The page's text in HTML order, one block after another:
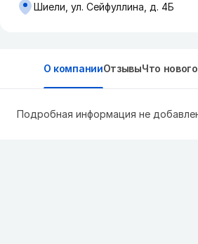
Шиели, ул. Сейфуллина, д. 4Б
О компанииОтзывыЧто
Подробная информация не